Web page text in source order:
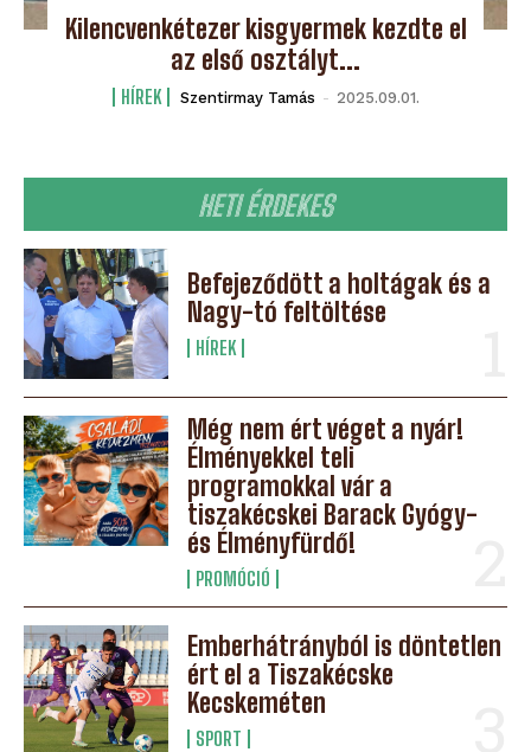
HETI ÉRDEKES
Befejeződött a holtágak és a
Nagy-tó feltöltése
HÍREK
Még nem ért véget a nyár!
Élményekkel teli
programokkal vár a
tiszakécskei Barack Gyógy-
és Élményfürdő!
PROMÓCIÓ
Emberhátrányból is döntetlen
ért el a Tiszakécske
Kecskeméten
SPORT
Kilencvenkétezer kisgyermek kezdte el
az első osztályt...
HÍREK Szentirmay Tamás - 2025.09.01.